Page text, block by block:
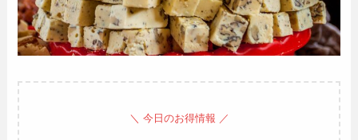
＼ 今日のお得情報 ／